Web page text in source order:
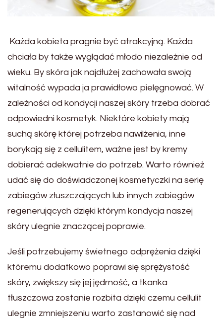
Każda kobieta pragnie być atrakcyjną. Każda
chciała by także wyglądać młodo niezależnie od
wieku. By skóra jak najdłużej zachowała swoją
witalność wypada ja prawidłowo pielęgnować. W
zależności od kondycji naszej skóry trzeba dobrać
odpowiedni kosmetyk. Niektóre kobiety mają
suchą skórę której potrzeba nawilżenia, inne
borykają się z cellulitem, ważne jest by kremy
dobierać adekwatnie do potrzeb. Warto również
udać się do doświadczonej kosmetyczki na serię
zabiegów złuszczających lub innych zabiegów
regenerujących dzięki którym kondycja naszej
skóry ulegnie znaczącej poprawie.
Jeśli potrzebujemy świetnego odprężenia dzięki
któremu dodatkowo poprawi się sprężystość
skóry, zwiększy się jej jędrność, a tkanka
tłuszczowa zostanie rozbita dzięki czemu cellulit
ulegnie zmniejszeniu warto zastanowić się nad